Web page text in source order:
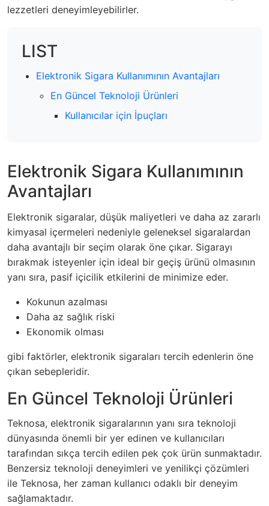
lezzetleri deneyimleyebilirler.
LIST
Elektronik Sigara Kullanımının Avantajları
En Güncel Teknoloji Ürünleri
Kullanıcılar için İpuçları
Elektronik Sigara Kullanımının
Avantajları
Elektronik sigaralar, düşük maliyetleri ve daha az zararlı
kimyasal içermeleri nedeniyle geleneksel sigaralardan
daha avantajlı bir seçim olarak öne çıkar. Sigarayı
bırakmak isteyenler için ideal bir geçiş ürünü olmasının
yanı sıra, pasif içicilik etkilerini de minimize eder.
Kokunun azalması
Daha az sağlık riski
Ekonomik olması
gibi faktörler, elektronik sigaraları tercih edenlerin öne
çıkan sebepleridir.
En Güncel Teknoloji Ürünleri
Teknosa, elektronik sigaralarının yanı sıra teknoloji
dünyasında önemli bir yer edinen ve kullanıcıları
tarafından sıkça tercih edilen pek çok ürün sunmaktadır.
Benzersiz teknoloji deneyimleri ve yenilikçi çözümleri
ile Teknosa, her zaman kullanıcı odaklı bir deneyim
sağlamaktadır.